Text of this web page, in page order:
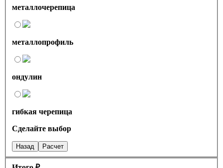
металлочерепица
металлопрофиль
ондулин
гибкая черепица
Сделайте выбор
Назад Расчет